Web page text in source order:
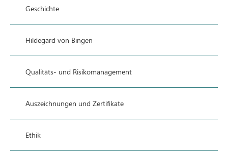
Geschichte
Hildegard von Bingen
Qualitäts- und Risikomanagement
Auszeichnungen und Zertifikate
Ethik